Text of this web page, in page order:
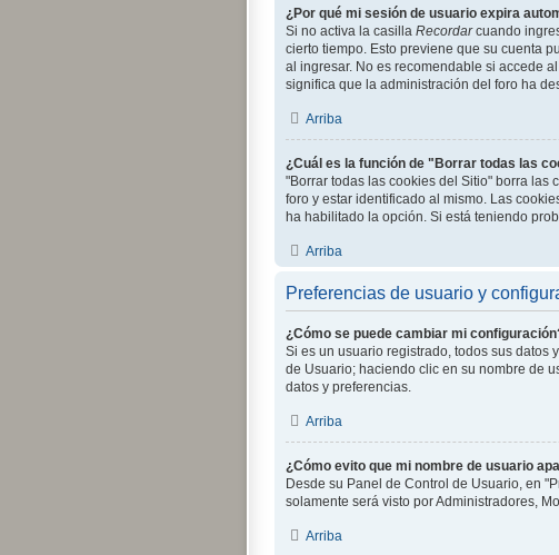
¿Por qué mi sesión de usuario expira
Si no activa la casilla Recordarcuando
cierto tiempo. Esto previene que su cuenta
al ingresar. No es recomendable si accede
significa que la administración del foro ha
Arriba
¿Cuál es la función de "Borrar todas las
"Borrar todas las cookies del Sitio" borra las
foro y estar identificado al mismo. Las
ha habilitado la opción. Si está teniendo
Arriba
Preferencias de usuario y
¿Cómo se puede cambiar mi
Si es un usuario registrado, todos sus datos
de Usuario; haciendo clic en su nombre de
datos y preferencias.
Arriba
¿Cómo evito que mi nombre de usuario
Desde su Panel de Control de Usuario, en
solamente será visto por Administradores,
Arriba